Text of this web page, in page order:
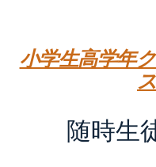
小学生高学年
随時生